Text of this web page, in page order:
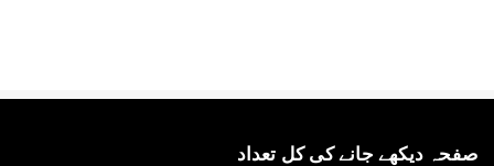
صفحہ دیکھے جانے کی کل تعداد